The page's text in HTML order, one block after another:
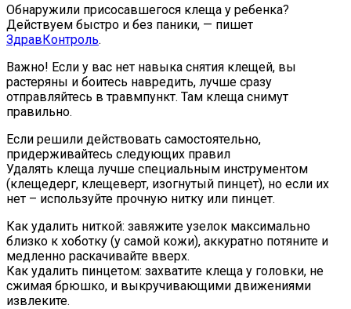
Обнаружили присосавшегося клеща у ребенка?
Действуем быстро и без паники, — пишет
ЗдравКонтроль.
Важно! Если у вас нет навыка снятия клещей, вы
растеряны и боитесь навредить, лучше сразу
отправляйтесь в травмпункт. Там клеща снимут
правильно.
Если решили действовать самостоятельно,
придерживайтесь следующих правил
Удалять клеща лучше специальным инструментом
(клещедерг, клещеверт, изогнутый пинцет), но если их
нет – используйте прочную нитку или пинцет.
Как удалить ниткой: завяжите узелок максимально
близко к хоботку (у самой кожи), аккуратно потяните и
медленно раскачивайте вверх.
Как удалить пинцетом: захватите клеща у головки, не
сжимая брюшко, и выкручивающими движениями
извлеките.